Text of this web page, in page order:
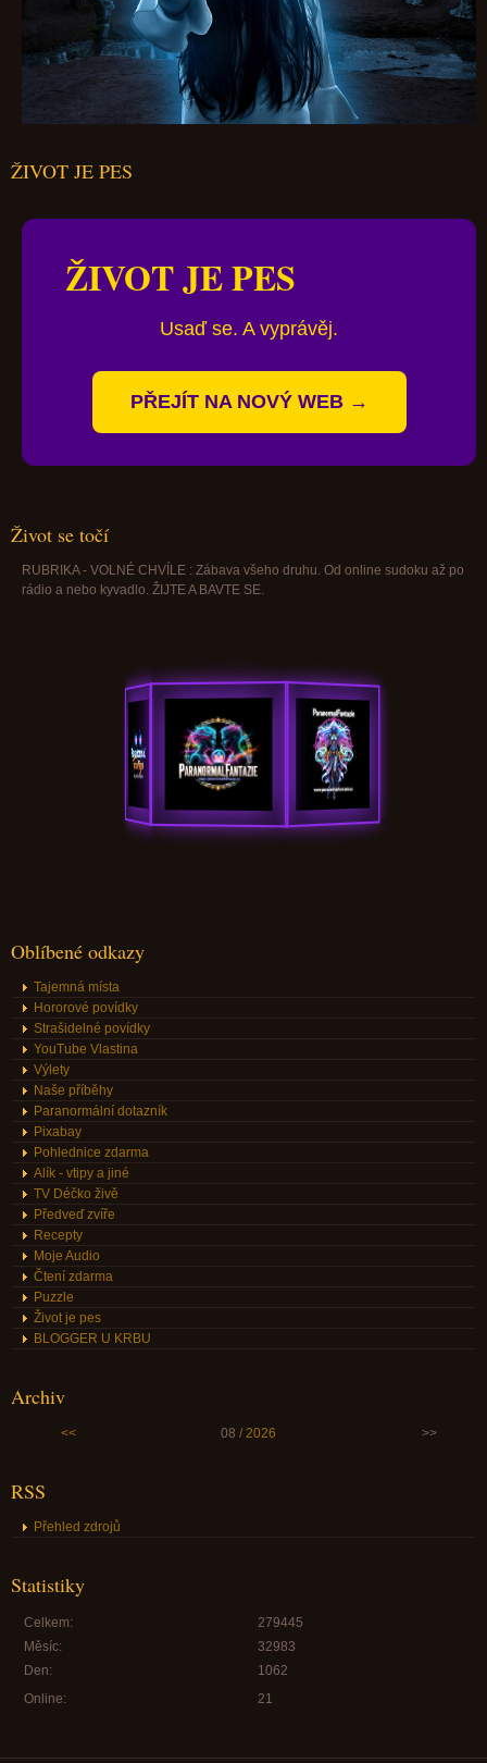
ŽIVOT JE PES
ŽIVOT JE PES
Usaď se. A vyprávěj.
PŘEJÍT NA NOVÝ WEB →
Život se točí
RUBRIKA - VOLNÉ CHVÍLE : Zábava všeho druhu. Od online sudoku až po
rádio a nebo kyvadlo. ŽIJTE A BAVTE SE.
Oblíbené odkazy
Tajemná místa
Hororové povídky
Strašidelné povídky
YouTube Vlastina
Výlety
Naše příběhy
Paranormální dotazník
Pixabay
Pohlednice zdarma
Alík - vtipy a jiné
TV Déčko živě
Předveď zvíře
Recepty
Moje Audio
Čtení zdarma
Puzzle
Život je pes
BLOGGER U KRBU
Archiv
<< 08 / 2026 >>
RSS
Přehled zdrojů
Statistiky
Online: 21
Celkem:
279445
Měsíc:
32983
Den:
1062